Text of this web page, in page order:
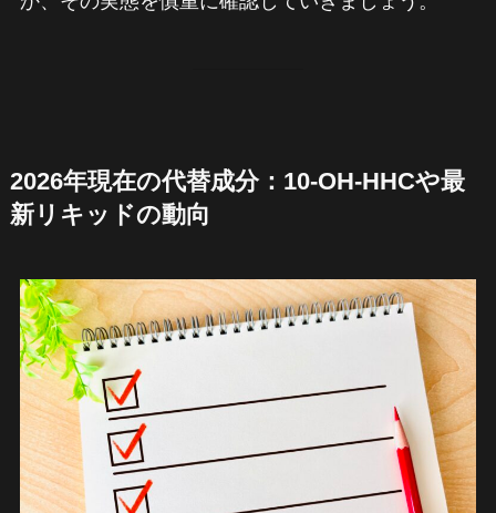
2026年現在の代替成分：10-OH-HHCや最
新リキッドの動向